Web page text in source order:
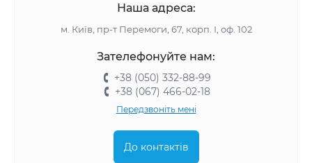
Наша адреса:
м. Київ, пр-т Перемоги, 67, корп. І, оф. 102
Зателефонуйте нам:
+38 (050) 332-88-99
+38 (067) 466-02-18
Передзвоніть мені
До контактів